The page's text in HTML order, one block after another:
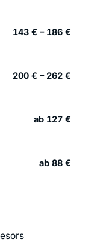
143 € – 186 €
200 € – 262 €
ab 127 €
ab 88 €